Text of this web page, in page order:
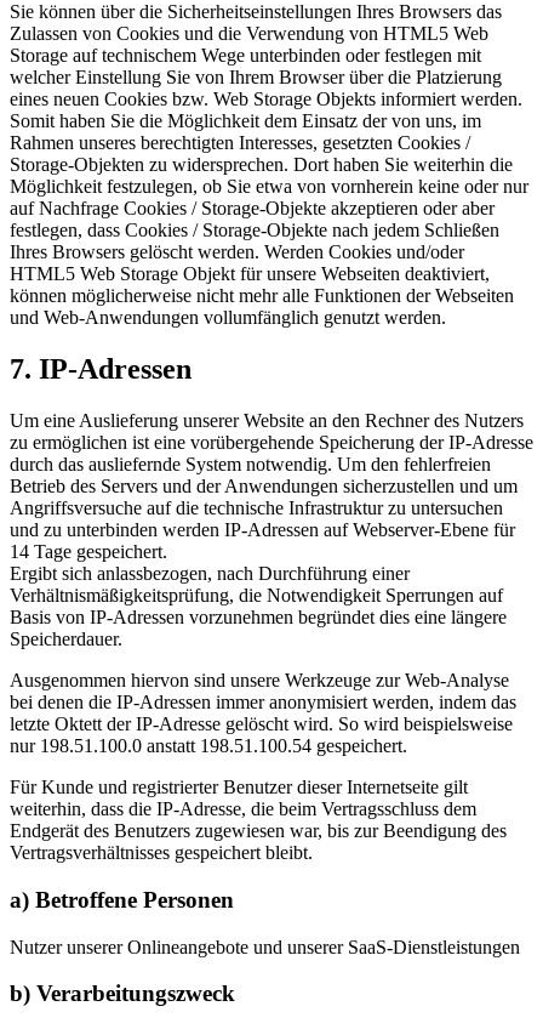
Sie können über die Sicherheitseinstellungen Ihres Browsers das
Zulassen von Cookies und die Verwendung von HTML5 Web
Storage auf technischem Wege unterbinden oder festlegen mit
welcher Einstellung Sie von Ihrem Browser über die Platzierung
eines neuen Cookies bzw. Web Storage Objekts informiert werden.
Somit haben Sie die Möglichkeit dem Einsatz der von uns, im
Rahmen unseres berechtigten Interesses, gesetzten Cookies /
Storage-Objekten zu widersprechen. Dort haben Sie weiterhin die
Möglichkeit festzulegen, ob Sie etwa von vornherein keine oder nur
auf Nachfrage Cookies / Storage-Objekte akzeptieren oder aber
festlegen, dass Cookies / Storage-Objekte nach jedem Schließen
Ihres Browsers gelöscht werden. Werden Cookies und/oder
HTML5 Web Storage Objekt für unsere Webseiten deaktiviert,
können möglicherweise nicht mehr alle Funktionen der Webseiten
und Web-Anwendungen vollumfänglich genutzt werden.
7. IP-Adressen
Um eine Auslieferung unserer Website an den Rechner des Nutzers
zu ermöglichen ist eine vorübergehende Speicherung der IP-Adresse
durch das ausliefernde System notwendig. Um den fehlerfreien
Betrieb des Servers und der Anwendungen sicherzustellen und um
Angriffsversuche auf die technische Infrastruktur zu untersuchen
und zu unterbinden werden IP-Adressen auf Webserver-Ebene für
14 Tage gespeichert.
Ergibt sich anlassbezogen, nach Durchführung einer
Verhältnismäßigkeitsprüfung, die Notwendigkeit Sperrungen auf
Basis von IP-Adressen vorzunehmen begründet dies eine längere
Speicherdauer.
Ausgenommen hiervon sind unsere Werkzeuge zur Web-Analyse
bei denen die IP-Adressen immer anonymisiert werden, indem das
letzte Oktett der IP-Adresse gelöscht wird. So wird beispielsweise
nur 198.51.100.0 anstatt 198.51.100.54 gespeichert.
Für Kunde und registrierter Benutzer dieser Internetseite gilt
weiterhin, dass die IP-Adresse, die beim Vertragsschluss dem
Endgerät des Benutzers zugewiesen war, bis zur Beendigung des
Vertragsverhältnisses gespeichert bleibt.
a) Betroffene Personen
Nutzer unserer Onlineangebote und unserer SaaS-Dienstleistungen
b) Verarbeitungszweck